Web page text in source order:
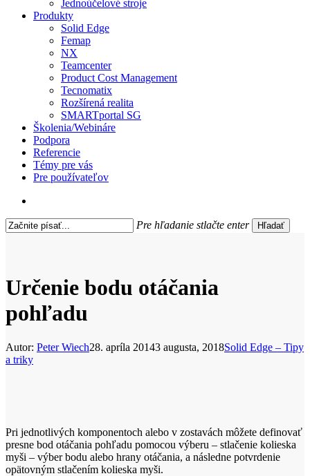
Jednoúčelové stroje
Produkty
Solid Edge
Femap
NX
Teamcenter
Product Cost Management
Tecnomatix
Rozšírená realita
SMARTportal SG
Školenia/Webináre
Podpora
Referencie
Témy pre vás
Pre používateľov
Pre hľadanie stlačte enter Hľadať
Určenie bodu otáčania
pohľadu
Autor: Peter Wiech28. apríla 20143 augusta, 2018Solid Edge – Tipy
a triky
Pri jednotlivých komponentoch alebo v zostavách môžete definovať
presne bod otáčania pohľadu pomocou výberu – stlačenie kolieska
myši – výber bodu alebo hrany otáčania, a následne potvrdenie
opätovným stlačením kolieska myši.